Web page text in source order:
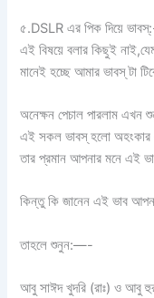
৫.DSLR এর পিক দিয়ে
এই বিষয়ে বলার কিছুই
মানেই হচ্ছে আমার ভাবস্ টা
অনেক্ষন পেচাল পারলাম
এই সকল ভাবস্ হলো
তার প্রমান আপনার মনে এই
কিন্তু কি জানেন এই ভাব
তাহলে শুনুন:—-
আবু সাঈদ খুদরি (রাঃ) ও আবু